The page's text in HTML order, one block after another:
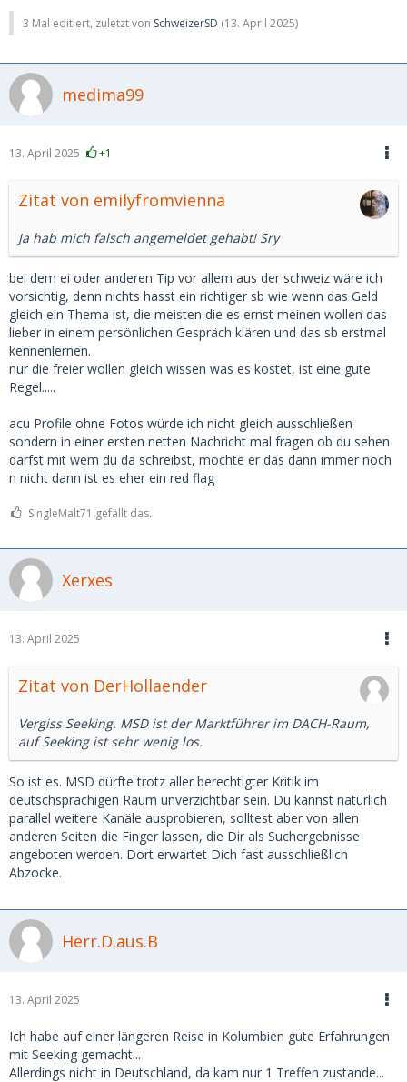
3 Mal editiert, zuletzt von SchweizerSD (13. April 2025)
medima99
13. April 2025 +1
Zitat von emilyfromvienna
Ja hab mich falsch angemeldet gehabt! Sry
bei dem ei oder anderen Tip vor allem aus der schweiz wäre ich
vorsichtig, denn nichts hasst ein richtiger sb wie wenn das Geld
gleich ein Thema ist, die meisten die es ernst meinen wollen das
lieber in einem persönlichen Gespräch klären und das sb erstmal
kennenlernen.
nur die freier wollen gleich wissen was es kostet, ist eine gute
Regel.....
acu Profile ohne Fotos würde ich nicht gleich ausschließen
sondern in einer ersten netten Nachricht mal fragen ob du sehen
darfst mit wem du da schreibst, möchte er das dann immer noch
n nicht dann ist es eher ein red flag
SingleMalt71 gefällt das.
Xerxes
13. April 2025
Zitat von DerHollaender
Vergiss Seeking. MSD ist der Marktführer im DACH-Raum,
auf Seeking ist sehr wenig los.
So ist es. MSD dürfte trotz aller berechtigter Kritik im
deutschsprachigen Raum unverzichtbar sein. Du kannst natürlich
parallel weitere Kanäle ausprobieren, solltest aber von allen
anderen Seiten die Finger lassen, die Dir als Suchergebnisse
angeboten werden. Dort erwartet Dich fast ausschließlich
Abzocke.
Herr.D.aus.B
13. April 2025
Ich habe auf einer längeren Reise in Kolumbien gute Erfahrungen
mit Seeking gemacht...
Allerdings nicht in Deutschland, da kam nur 1 Treffen zustande...